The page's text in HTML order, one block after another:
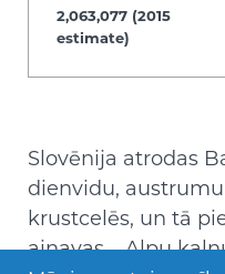
2,063,077 (2015
estimate)
Slovēnija atrodas
dienvidu,
krustcelēs, un tā
ainavas – Alpu